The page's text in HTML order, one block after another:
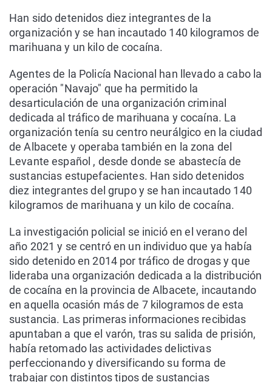
Han sido detenidos diez integrantes de la
organización y se han incautado 140 kilogramos de
marihuana y un kilo de cocaína.
Agentes de la Policía Nacional han llevado a cabo la
operación "Navajo" que ha permitido la
desarticulación de una organización criminal
dedicada al tráfico de marihuana y cocaína. La
organización tenía su centro neurálgico en la ciudad
de Albacete y operaba también en la zona del
Levante español , desde donde se abastecía de
sustancias estupefacientes. Han sido detenidos
diez integrantes del grupo y se han incautado 140
kilogramos de marihuana y un kilo de cocaína.
La investigación policial se inició en el verano del
año 2021 y se centró en un individuo que ya había
sido detenido en 2014 por tráfico de drogas y que
lideraba una organización dedicada a la distribución
de cocaína en la provincia de Albacete, incautando
en aquella ocasión más de 7 kilogramos de esta
sustancia. Las primeras informaciones recibidas
apuntaban a que el varón, tras su salida de prisión,
había retomado las actividades delictivas
perfeccionando y diversificando su forma de
trabajar con distintos tipos de sustancias